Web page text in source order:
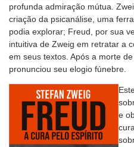
profunda admiração mútua.
criação da psicanálise, uma
podia explorar; Freud, por sua
intuitiva de Zweig em retratar a
em seus textos. Após a morte
pronunciou seu elogio fúnebre.
e